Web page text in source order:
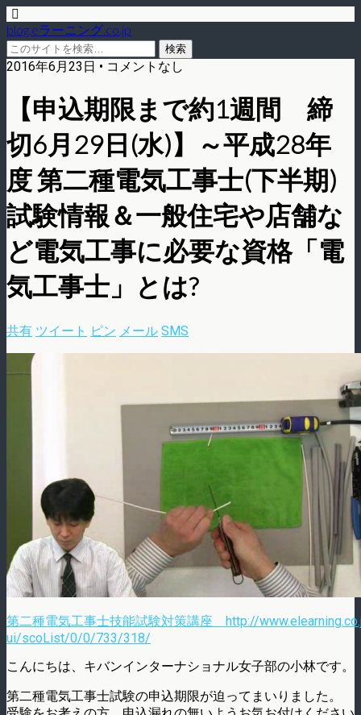
blog.eラーニング.co.jp
2016年6月23日 • コメントなし
【申込期限まで約1週間 締
切6月29日(水)】～平成28年
度 第二種電気工事士(下半期)
試験情報＆一般住宅や店舗な
ど電気工事に必要な資格「電
気工事士」とは?
共有 ツイート ピン メール SMS
第二種電気工事士技能試験対策講座 http://
ui/scoList/0/0/733/318/
こんにちは、キバンインターナショナル女子部の小林です。
第二種電気工事士試験の申込期限が迫ってまいりました。